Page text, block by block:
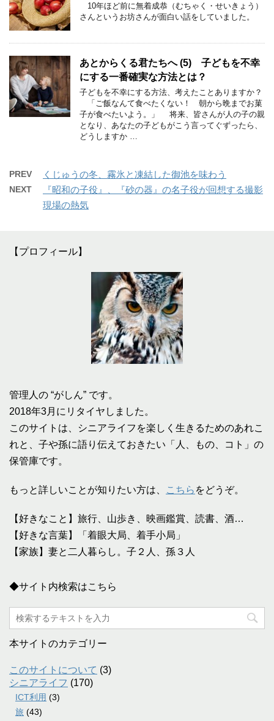
10年ほど前に無着成恭（むちゃく・せいきょう）
さんというお坊さんが面白い話をしていました。
あとからくる君たちへ (5) 子どもを不幸
にする一番確実な方法とは？
子どもを不幸にする方法、考えたことありますか？
「ご飯なんて食べたくない！ 朝から晩までお菓
子が食べたいよう。」 将来、皆さんが人の子の親
となり、あなたの子どもがこう言ってぐずったら、
どうしますか …
PREV くじゅうの冬、霧氷と凍結した御池を味わう
NEXT
『昭和の子役』、『砂の器』の名子役が回想する撮影
現場の熱気
【プロフィール】
管理人の “がしん” です。
2018年3月にリタイヤしました。
このサイトは、シニアライフを楽しく生きるためのあれこ
れと、子や孫に語り伝えておきたい「人、もの、コト」の
保管庫です。
もっと詳しいことが知りたい方は、 こちら をどうぞ。
【好きなこと】旅行、山歩き、映画鑑賞、読書、酒…
【好きな言葉】「着眼大局、着手小局」
【家族】妻と二人暮らし。子２人、孫３人
◆サイト内検索はこちら
本サイトのカテゴリー
このサイトについて (3)
シニアライフ (170)
ICT利用 (3)
旅 (43)